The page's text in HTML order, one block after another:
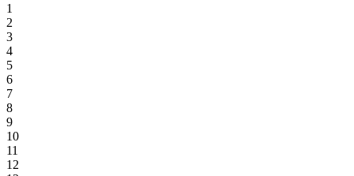
1
2
3
4
5
6
7
8
9
10
11
12